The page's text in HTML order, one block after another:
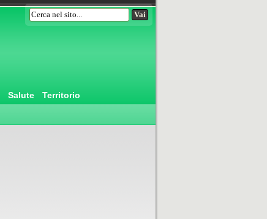
Salute
Territorio